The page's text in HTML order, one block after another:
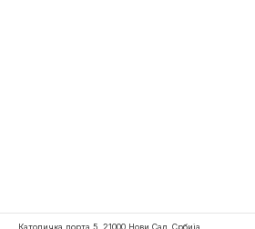
Католичка порта 5, 21000 Нови Сад, Србија